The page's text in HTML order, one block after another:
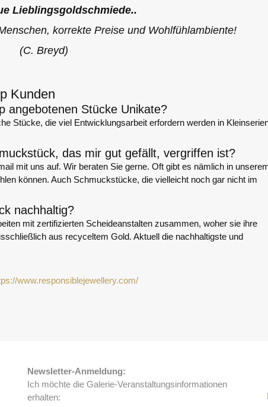
Lieblingsgoldschmiede..
korrekte Preise und Wohlfühlambiente!
(C. Breyd)
Kunden
angebotenen Stücke Unikate?
Stücke, die viel Entwicklungsarbeit erfordern werden in
das mir gut gefällt, vergriffen ist?
mit uns auf. Wir beraten Sie gerne. Oft gibt es nämlich in
können. Auch Schmuckstücke, die vielleicht noch gar nicht im
nachhaltig?
mit zertifizierten Scheideanstalten zusammen, woher sie ihre
aus recyceltem Gold. Aktuell die nachhaltigste und
www.responsiblejewellery.com/
Newsletter-Anmeldung:
Ich möchte die Galerie-Veranstaltungsinformationen
erhalten: